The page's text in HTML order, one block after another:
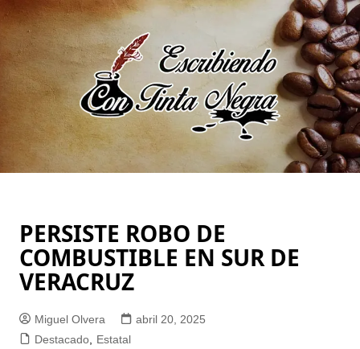
Saltar
al
contenido
PERSISTE ROBO DE
COMBUSTIBLE EN SUR DE
VERACRUZ
Miguel Olvera
abril 20, 2025
Destacado, Estatal